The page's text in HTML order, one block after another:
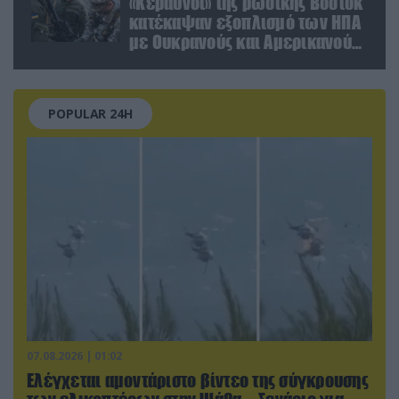
κατέκαψαν εξοπλισμό των ΗΠΑ
με Ουκρανούς και Αμερικανούς
POPULAR 24H
07.08.2026 | 01:02
Ελέγχεται αμοντάριστο βίντεο της σύγκρουσης